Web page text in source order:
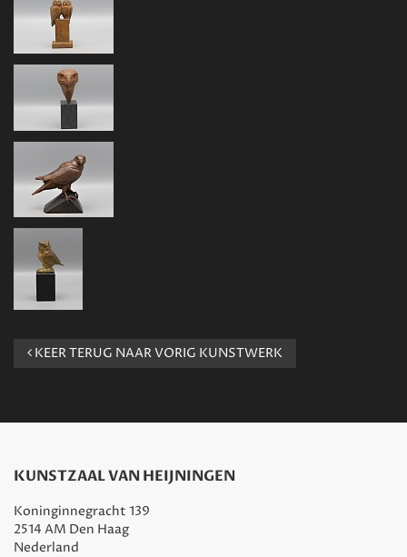
KEER TERUG NAAR VORIG KUNSTWERK
KUNSTZAAL VAN HEIJNINGEN
Koninginnegracht 139
2514 AM Den Haag
Nederland